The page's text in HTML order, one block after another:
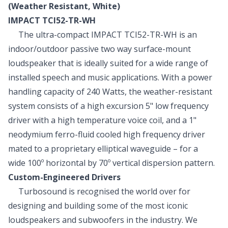
(Weather Resistant, White)
IMPACT TCI52-TR-WH
The ultra-compact IMPACT TCI52-TR-WH is an
indoor/outdoor passive two way surface-mount
loudspeaker that is ideally suited for a wide range of
installed speech and music applications. With a power
handling capacity of 240 Watts, the weather-resistant
system consists of a high excursion 5" low frequency
driver with a high temperature voice coil, and a 1"
neodymium ferro-fluid cooled high frequency driver
mated to a proprietary elliptical waveguide – for a
wide 100º horizontal by 70º vertical dispersion pattern.
Custom-Engineered Drivers
Turbosound is recognised the world over for
designing and building some of the most iconic
loudspeakers and subwoofers in the industry. We